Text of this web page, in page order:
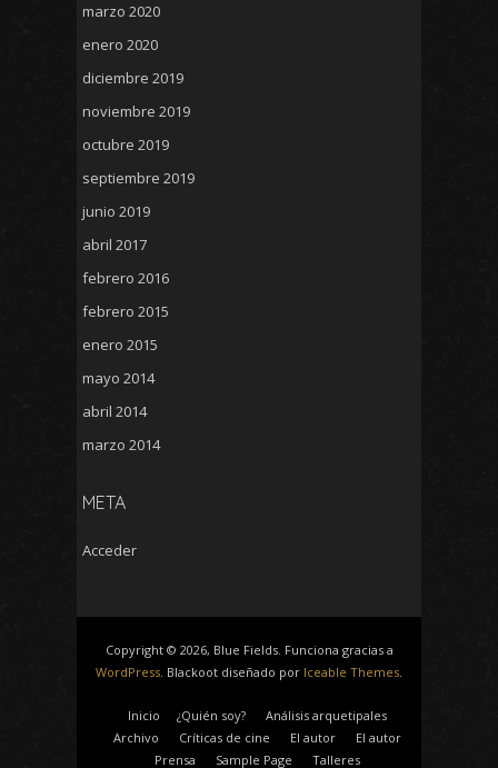
marzo 2020
enero 2020
diciembre 2019
noviembre 2019
octubre 2019
septiembre 2019
junio 2019
abril 2017
febrero 2016
febrero 2015
enero 2015
mayo 2014
abril 2014
marzo 2014
META
Acceder
Copyright © 2026, Blue Fields. Funciona gracias a
WordPress. Blackoot diseñado por Iceable Themes.
Inicio ¿Quién soy?
Análisis arquetipales
Archivo
Críticas de cine El autor
El autor
Prensa
Sample Page Talleres